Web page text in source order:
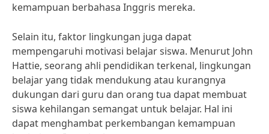
kemampuan berbahasa Inggris mereka.
Selain itu, faktor lingkungan juga dapat
mempengaruhi motivasi belajar siswa. Menurut John
Hattie, seorang ahli pendidikan terkenal, lingkungan
belajar yang tidak mendukung atau kurangnya
dukungan dari guru dan orang tua dapat membuat
siswa kehilangan semangat untuk belajar. Hal ini
dapat menghambat perkembangan kemampuan